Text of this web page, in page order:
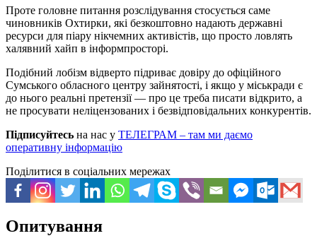
Проте головне питання розслідування стосується саме
чиновників Охтирки, які безкоштовно надають державні
ресурси для піару нікчемних активістів, що просто ловлять
халявний хайп в інформпросторі.
Подібний лобізм відверто підриває довіру до офіційного
Сумського обласного центру зайнятості, і якщо у міськради є
до нього реальні претензії — про це треба писати відкрито, а
не просувати неліцензованих і безвідповідальних конкурентів.
Підписуйтесь на нас у ТЕЛЕГРАМ – там ми даємо
оперативну інформацію
Поділитися в соціальних мережах
Опитування